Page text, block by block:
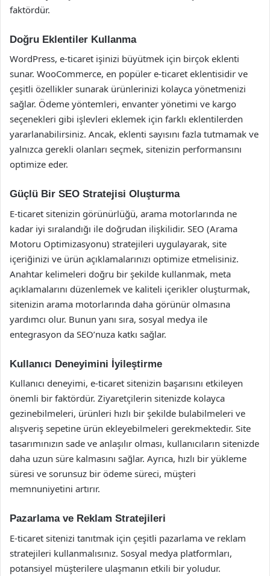
faktördür.
Doğru Eklentiler Kullanma
WordPress, e-ticaret işinizi büyütmek için birçok eklenti
sunar. WooCommerce, en popüler e-ticaret eklentisidir ve
çeşitli özellikler sunarak ürünlerinizi kolayca yönetmenizi
sağlar. Ödeme yöntemleri, envanter yönetimi ve kargo
seçenekleri gibi işlevleri eklemek için farklı eklentilerden
yararlanabilirsiniz. Ancak, eklenti sayısını fazla tutmamak ve
yalnızca gerekli olanları seçmek, sitenizin performansını
optimize eder.
Güçlü Bir SEO Stratejisi Oluşturma
E-ticaret sitenizin görünürlüğü, arama motorlarında ne
kadar iyi sıralandığı ile doğrudan ilişkilidir. SEO (Arama
Motoru Optimizasyonu) stratejileri uygulayarak, site
içeriğinizi ve ürün açıklamalarınızı optimize etmelisiniz.
Anahtar kelimeleri doğru bir şekilde kullanmak, meta
açıklamalarını düzenlemek ve kaliteli içerikler oluşturmak,
sitenizin arama motorlarında daha görünür olmasına
yardımcı olur. Bunun yanı sıra, sosyal medya ile
entegrasyon da SEO’nuza katkı sağlar.
Kullanıcı Deneyimini İyileştirme
Kullanıcı deneyimi, e-ticaret sitenizin başarısını etkileyen
önemli bir faktördür. Ziyaretçilerin sitenizde kolayca
gezinebilmeleri, ürünleri hızlı bir şekilde bulabilmeleri ve
alışveriş sepetine ürün ekleyebilmeleri gerekmektedir. Site
tasarımınızın sade ve anlaşılır olması, kullanıcıların sitenizde
daha uzun süre kalmasını sağlar. Ayrıca, hızlı bir yükleme
süresi ve sorunsuz bir ödeme süreci, müşteri
memnuniyetini artırır.
Pazarlama ve Reklam Stratejileri
E-ticaret sitenizi tanıtmak için çeşitli pazarlama ve reklam
stratejileri kullanmalısınız. Sosyal medya platformları,
potansiyel müşterilere ulaşmanın etkili bir yoludur.